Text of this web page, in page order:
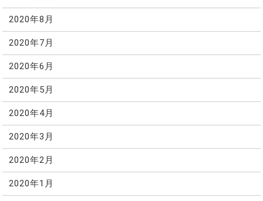
2020年8月
2020年7月
2020年6月
2020年5月
2020年4月
2020年3月
2020年2月
2020年1月